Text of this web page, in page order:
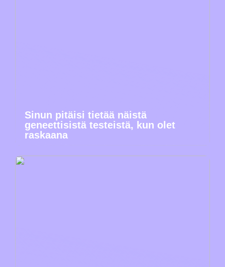
Sinun pitäisi tietää näistä
geneettisistä testeistä, kun olet
raskaana